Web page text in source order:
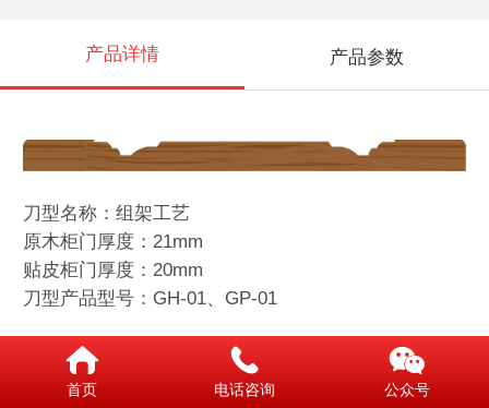
产品详情 产品参数
刀型名称：组架工艺
原木柜门厚度：21mm
贴皮柜门厚度：20mm
刀型产品型号：GH-01、GP-01
首页 电话咨询 公众号